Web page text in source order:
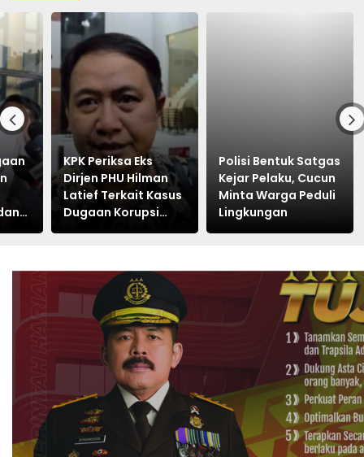
KPK Periksa Eks
Dirjen PHU Hilman
Latief Terkait Kasus
Dugaan Korupsi
Polisi Bentuk Satgas
Kejar Pelaku, Cucun
Minta Warga Peduli
Lingkungan